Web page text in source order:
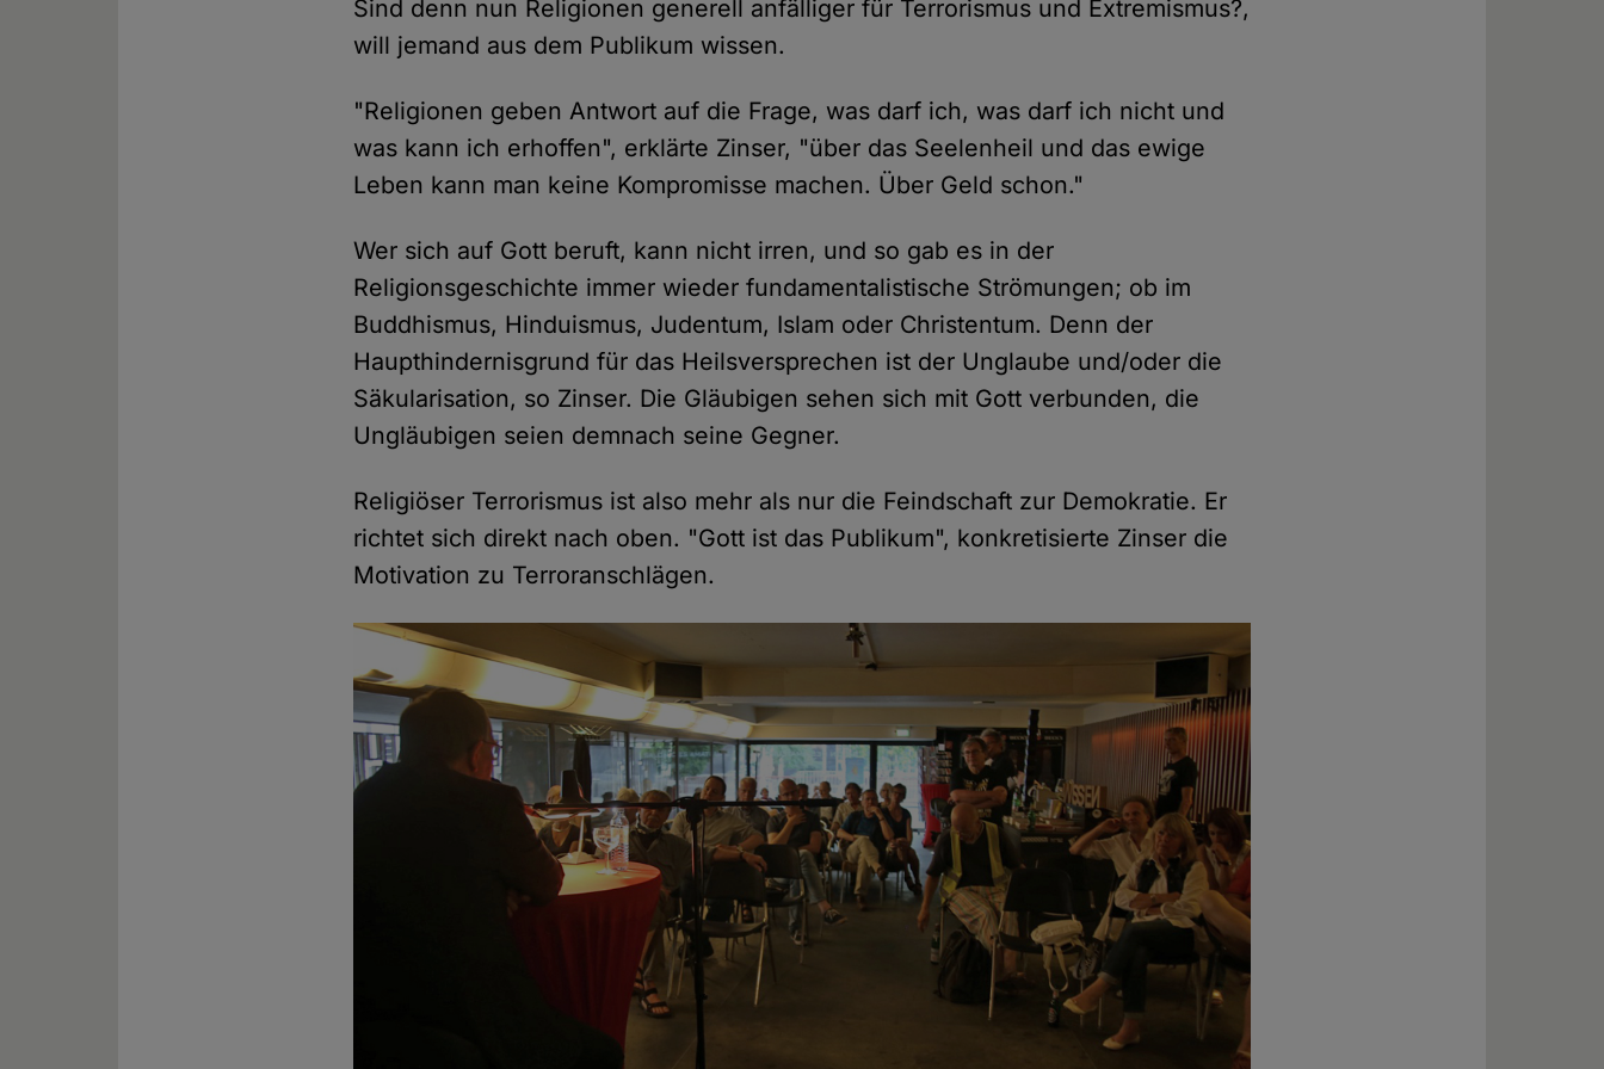
Sind denn nun Religionen generell anfälliger für Terrorismus und Extremismus?,
will jemand aus dem Publikum wissen.
"Religionen geben Antwort auf die Frage, was darf ich, was darf ich nicht und
was kann ich erhoffen", erklärte Zinser, "über das Seelenheil und das ewige
Leben kann man keine Kompromisse machen. Über Geld schon."
Wer sich auf Gott beruft, kann nicht irren, und so gab es in der
Religionsgeschichte immer wieder fundamentalistische Strömungen; ob im
Buddhismus, Hinduismus, Judentum, Islam oder Christentum. Denn der
Haupthindernisgrund für das Heilsversprechen ist der Unglaube und/oder die
Säkularisation, so Zinser. Die Gläubigen sehen sich mit Gott verbunden, die
Ungläubigen seien demnach seine Gegner.
Religiöser Terrorismus ist also mehr als nur die Feindschaft zur Demokratie. Er
richtet sich direkt nach oben. "Gott ist das Publikum", konkretisierte Zinser die
Motivation zu Terroranschlägen.